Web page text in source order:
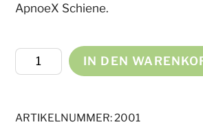
ApnoeX Schiene.
Aufbewahrungsbox
Menge
IN DEN
ARTIKELNUMMER:2001